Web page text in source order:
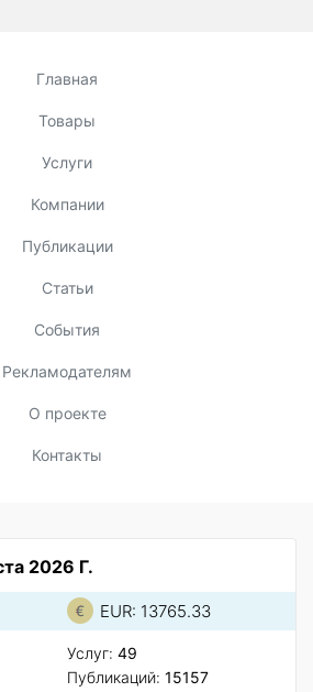
Главная
Товары
Услуги
Компании
Публикации
Статьи
События
Рекламодателям
О проекте
Контакты
2026 Г.
EUR: 13765.33
Услуг: 49
Публикаций: 15157